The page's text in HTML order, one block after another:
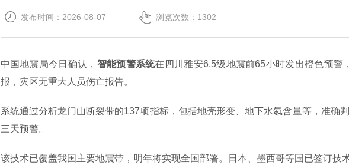
发布时间：2026-08-07 浏览次数：1302
中国地震局今日确认， 智能预警系统在四川雅安6.5级地震前65小时发出橙色预
报，灾区无重大人员伤亡报告。
系统通过分析龙门山断裂带的137项指标，包括地壳形变、地下水氡含量等，准确
三天预警。
该技术已覆盖我国主要地震带，明年将实现全国部署。日本、墨西哥等国已签订技